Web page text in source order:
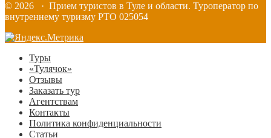
© 2026 · Прием туристов в Туле и области. Туроператор по
внутреннему туризму РТО 025054
Туры
«Тулячок»
Отзывы
Заказать тур
Агентствам
Контакты
Политика конфиденциальности
Статьи